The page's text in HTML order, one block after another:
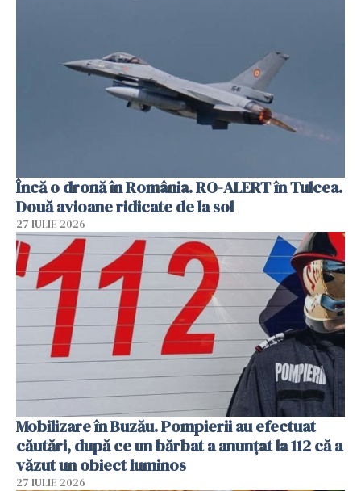
Încă o dronă în România. RO-ALERT în Tulcea.
Două avioane ridicate de la sol
27 IULIE 2026
Mobilizare în Buzău. Pompierii au efectuat
căutări, după ce un bărbat a anunțat la 112 că a
văzut un obiect luminos
27 IULIE 2026